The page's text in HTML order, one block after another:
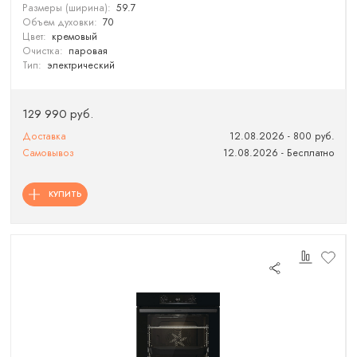
Размеры (ширина): 59.7
Объем духовки: 70
Цвет: кремовый
Очистка: паровая
Тип: электрический
129 990 руб.
Доставка
12.08.2026 - 800 руб.
Самовывоз
12.08.2026 - Бесплатно
КУПИТЬ